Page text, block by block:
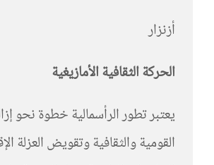
أزنزار
الحركة الثقافية الأمازيغية
يعتبر تطور الرأسمالية خطوة نحو
القومية والثقافية وتقويض العزلة